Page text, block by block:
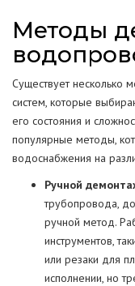
Методы
Существует
систем, которые
его состояния и
популярные методы,
водоснабжения на
Ручной
трубопровода,
ручной метод.
инструментов,
или резаки для
исполнении, но